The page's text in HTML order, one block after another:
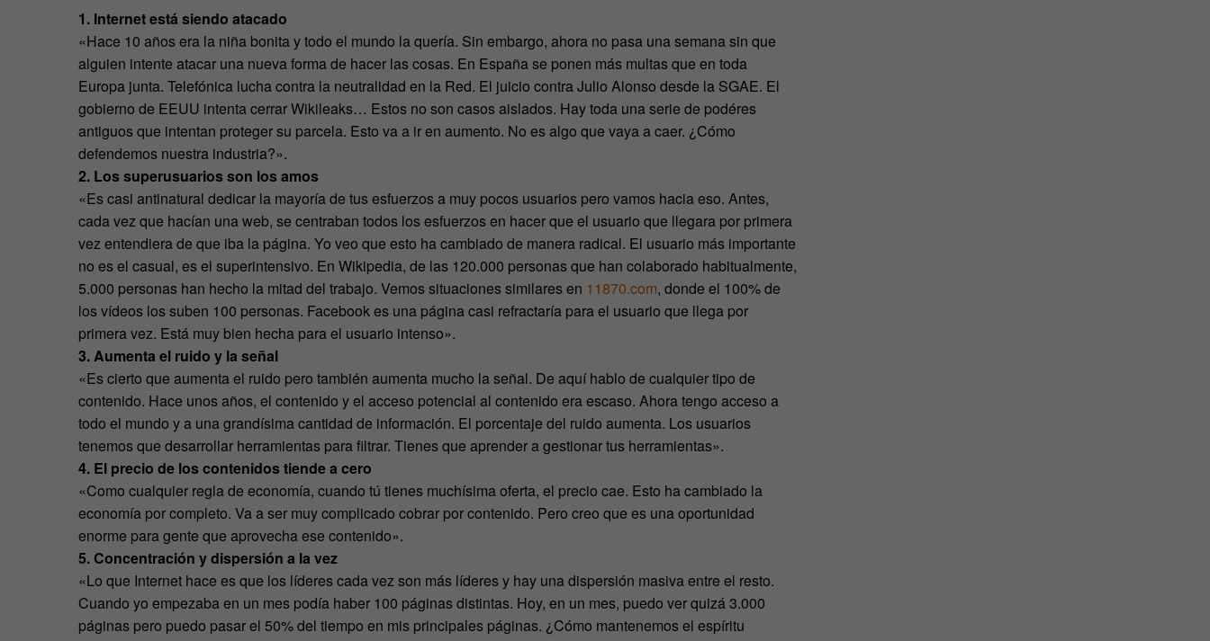
1. Internet está siendo atacado
«Hace 10 años era la niña bonita y todo el mundo la quería. Sin embargo, ahora no pasa una semana sin que
alguien intente atacar una nueva forma de hacer las cosas. En España se ponen más multas que en toda
Europa junta. Telefónica lucha contra la neutralidad en la Red. El juicio contra Julio Alonso desde la SGAE. El
gobierno de EEUU intenta cerrar Wikileaks… Estos no son casos aislados. Hay toda una serie de podéres
antiguos que intentan proteger su parcela. Esto va a ir en aumento. No es algo que vaya a caer. ¿Cómo
defendemos nuestra industria?».
2. Los superusuarios son los amos
«Es casi antinatural dedicar la mayoría de tus esfuerzos a muy pocos usuarios pero vamos hacia eso. Antes,
cada vez que hacían una web, se centraban todos los esfuerzos en hacer que el usuario que llegara por primera
vez entendiera de que iba la página. Yo veo que esto ha cambiado de manera radical. El usuario más importante
no es el casual, es el superintensivo. En Wikipedia, de las 120.000 personas que han colaborado habitualmente,
5.000 personas han hecho la mitad del trabajo. Vemos situaciones similares en 11870.com, donde el 100% de
los vídeos los suben 100 personas. Facebook es una página casi refractaría para el usuario que llega por
primera vez. Está muy bien hecha para el usuario intenso».
3. Aumenta el ruido y la señal
«Es cierto que aumenta el ruido pero también aumenta mucho la señal. De aquí hablo de cualquier tipo de
contenido. Hace unos años, el contenido y el acceso potencial al contenido era escaso. Ahora tengo acceso a
todo el mundo y a una grandísima cantidad de información. El porcentaje del ruido aumenta. Los usuarios
tenemos que desarrollar herramientas para filtrar. Tienes que aprender a gestionar tus herramientas».
4. El precio de los contenidos tiende a cero
«Como cualquier regla de economía, cuando tú tienes muchísima oferta, el precio cae. Esto ha cambiado la
economía por completo. Va a ser muy complicado cobrar por contenido. Pero creo que es una oportunidad
enorme para gente que aprovecha ese contenido».
5. Concentración y dispersión a la vez
«Lo que Internet hace es que los líderes cada vez son más líderes y hay una dispersión masiva entre el resto.
Cuando yo empezaba en un mes podía haber 100 páginas distintas. Hoy, en un mes, puedo ver quizá 3.000
páginas pero puedo pasar el 50% del tiempo en mis principales páginas. ¿Cómo mantenemos el espíritu